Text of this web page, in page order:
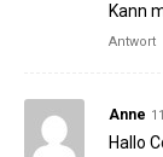
Kann
Antwort
Anne
Hallo